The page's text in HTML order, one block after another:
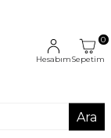
Hesabım
0
Sepetim
Ara